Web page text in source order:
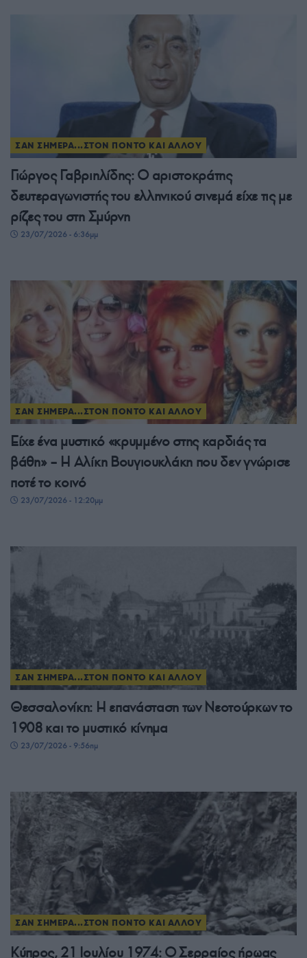
ΣΑΝ ΣΗΜΕΡΑ...ΣΤΟΝ ΠΟΝΤΟ ΚΑΙ ΑΛΛΟΥ
Γιώργος Γαβριηλίδης: Ο αριστοκράτης
δευτεραγωνιστής του ελληνικού σινεμά είχε τις με
ρίζες του στη Σμύρνη
23/07/2026 - 6:36μμ
ΣΑΝ ΣΗΜΕΡΑ...ΣΤΟΝ ΠΟΝΤΟ ΚΑΙ ΑΛΛΟΥ
Είχε ένα μυστικό «κρυμμένο στης καρδιάς τα
βάθη» – Η Αλίκη Βουγιουκλάκη που δεν γνώρισε
ποτέ το κοινό
23/07/2026 - 12:20μμ
ΣΑΝ ΣΗΜΕΡΑ...ΣΤΟΝ ΠΟΝΤΟ ΚΑΙ ΑΛΛΟΥ
Θεσσαλονίκη: Η επανάσταση των Νεοτούρκων το
1908 και το μυστικό κίνημα
23/07/2026 - 9:56πμ
ΣΑΝ ΣΗΜΕΡΑ...ΣΤΟΝ ΠΟΝΤΟ ΚΑΙ ΑΛΛΟΥ
Κύπρος, 21 Ιουλίου 1974: Ο Σερραίος ήρωας